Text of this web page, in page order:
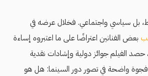
بل سياسي واجتماعي. فخلال عرضه في
بعض الفنانين اعتراضًا على ما اعتبروه إساءة
حصد الفيلم جوائز دولية وإشادات نقدية
واضحة في تصور دور السينما: هل هو